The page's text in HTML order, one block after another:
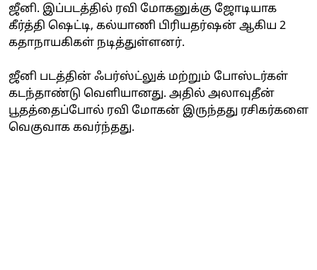
ஜீனி. இப்படத்தில் ரவி மோகனுக்கு ஜோடியாக
கீர்த்தி ஷெட்டி, கல்யாணி பிரியதர்ஷன் ஆகிய 2
கதாநாயகிகள் நடித்துள்ளனர்.
ஜீனி படத்தின் ஃபர்ஸ்ட்லுக் மற்றும் போஸ்டர்கள்
கடந்தாண்டு வெளியானது. அதில் அலாவுதீன்
பூதத்தைப்போல் ரவி மோகன் இருந்தது ரசிகர்களை
வெகுவாக கவர்ந்தது.